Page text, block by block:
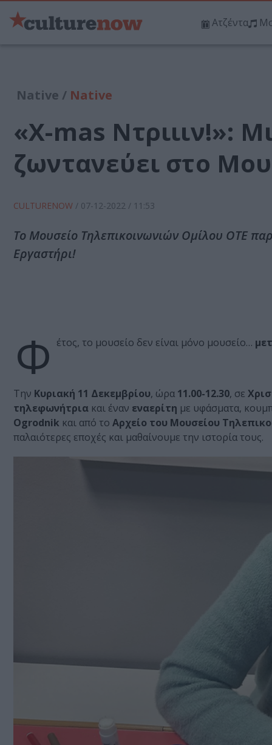
Ατζέντα
Native / Native
«Χ-mas Ντριιιν!»:
ζωντανεύει στο
CULTURENOW / 07-12-2022 / 11:53
Το Μουσείο Τηλεπικοινωνιών Ομίλου ΟΤΕ
Εργαστήρι!
Φ έτος, το μουσείο δεν είναι μόνο μουσείο…
Την Κυριακή 11 Δεκεμβρίου, ώρα 11.00-12.30, σε
τηλεφωνήτρια και έναν εναερίτη με υφάσματα,
Ogrodnik και από το Αρχείο του Μουσείου
παλαιότερες εποχές και μαθαίνουμε την ιστορία τους.